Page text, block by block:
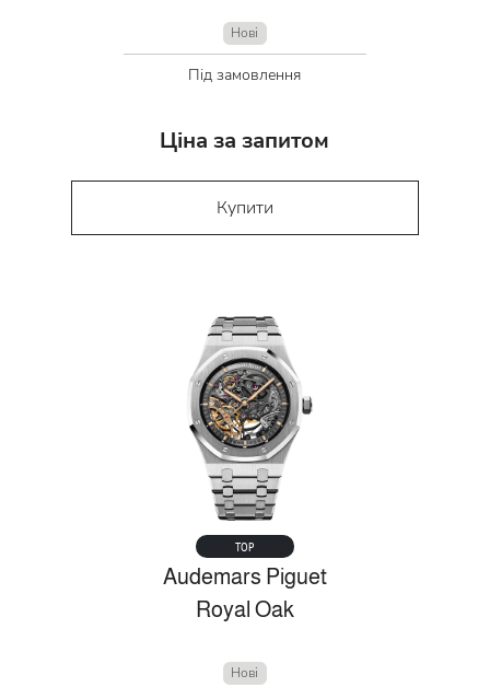
Нові
Під замовлення
Ціна за запитом
Купити
TOP
Audemars Piguet
Royal Oak
Нові